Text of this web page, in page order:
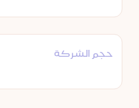
حجم الشركة